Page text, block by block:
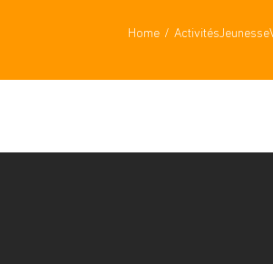
Home ActivitésJeunesse